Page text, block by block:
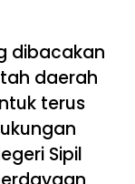
dibacakan
daerah
terus
Sipil